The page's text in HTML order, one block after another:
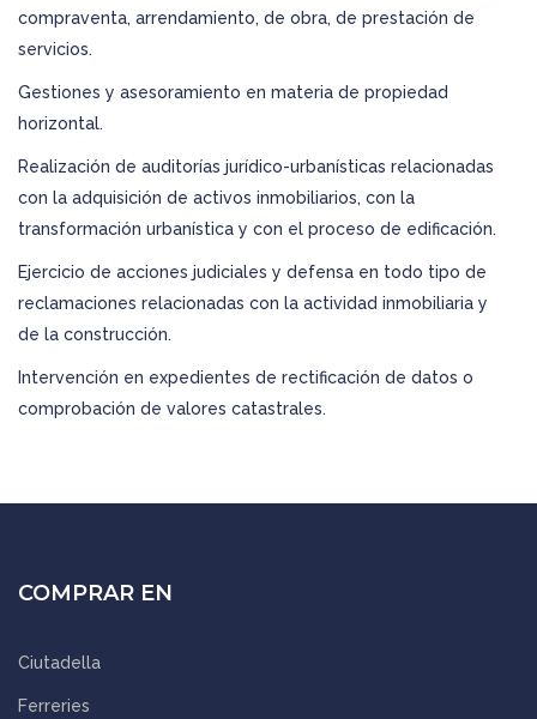
compraventa, arrendamiento, de obra, de prestación de
servicios.
Gestiones y asesoramiento en materia de propiedad
horizontal.
Realización de auditorías jurídico-urbanísticas relacionadas
con la adquisición de activos inmobiliarios, con la
transformación urbanística y con el proceso de edificación.
Ejercicio de acciones judiciales y defensa en todo tipo de
reclamaciones relacionadas con la actividad inmobiliaria y
de la construcción.
Intervención en expedientes de rectificación de datos o
comprobación de valores catastrales.
COMPRAR EN
Ciutadella
Ferreries